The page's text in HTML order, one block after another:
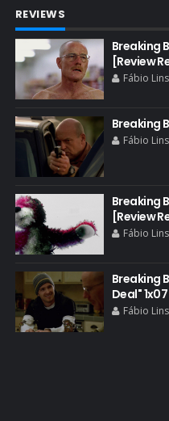
BAND
BASTIDORES
BATTLE CREEK
BETSY BRANDT
BETTER CALL SAUL
BLOOPERS
BLU-RAY
BOB ODENKIRK
BOB ODENKIRK CINEMA
BOB ODENKIRK TV
BREAKING BAD ART PROJECT
BREAKING BAD HISTORY
BREAKING BAD DA VIDA REAL
REVIEWS
Breaking
[Review
Fábio Lins
Breaking
Fábio Lins
Breaking
[Review
Fábio Lins
Breaking
Deal"
Fábio Lins